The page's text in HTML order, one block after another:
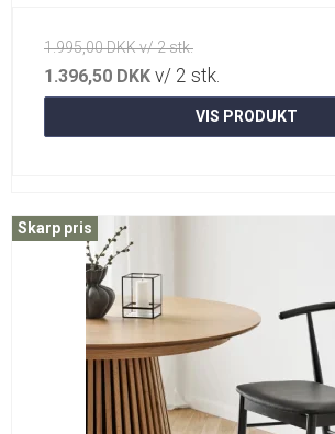
1.995,00 DKK v/ 2 stk.
1.396,50 DKK v/ 2 stk.
VIS PRODUKT
Skarp pris